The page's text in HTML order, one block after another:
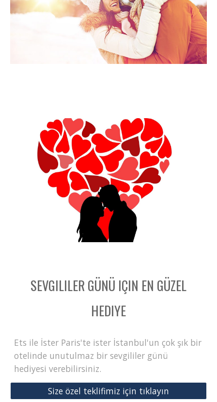
SEVGILILER GÜNÜ IÇIN EN GÜZEL
HEDIYE
Ets ile İster Paris'te ister İstanbul'un çok şık bir
otelinde unutulmaz bir sevgililer günü
hediyesi verebilirsiniz.
Size özel teklifimiz için tıklayın